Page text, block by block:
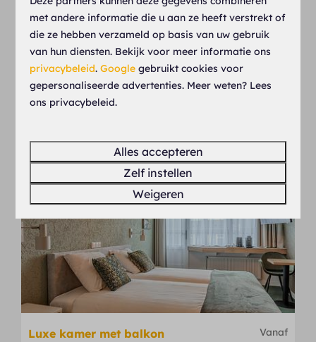
€ 95
1 nacht
1 persoon
2
1 Sommige
Ja
Ruime kamer circa 25 m²
Luxe inloopdouche
Smart TV met streaming
UITGELICHT
Vanaf
Luxe kamer met balkon
met andere informatie die u aan ze heeft verstrekt of
die ze hebben verzameld op basis van uw gebruik
van hun diensten. Bekijk voor meer informatie ons
privacybeleid.Google gebruikt cookies voor
gepersonaliseerde advertenties. Meer weten? Lees
ons privacybeleid.
Alles accepteren
Zelf instellen
Weigeren